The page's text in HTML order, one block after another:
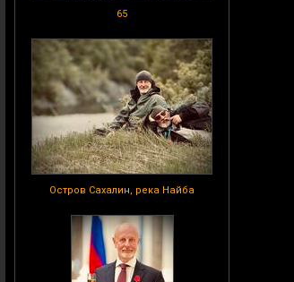
65
Остров Сахалин, река Найба